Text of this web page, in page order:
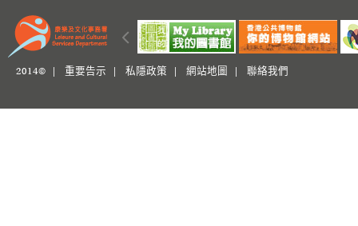
2014© | 重要告示 私隱政策 網站地圖 聯絡我們